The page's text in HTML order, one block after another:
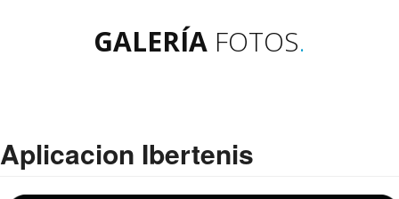
GALERÍA FOTOS.
Aplicacion Ibertenis